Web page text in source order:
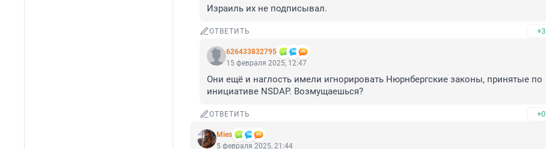
Израиль их не подписывал.
ОТВЕТИТЬ +3
626433832795
15 февраля 2025, 12:47
Они ещё и наглость имели игнорировать Нюрнбергские законы, принятые по
инициативе NSDAP. Возмущаешься?
ОТВЕТИТЬ +0
Mies
5 февраля 2025, 21:44